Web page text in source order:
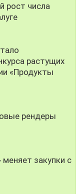
рост числа
растущих
«Продукты
рендеры
меняет закупки с